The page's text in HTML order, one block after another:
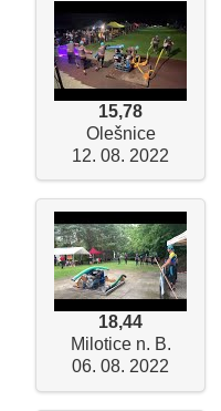
15,78
Olešnice
12. 08. 2022
18,44
Milotice n. B.
06. 08. 2022